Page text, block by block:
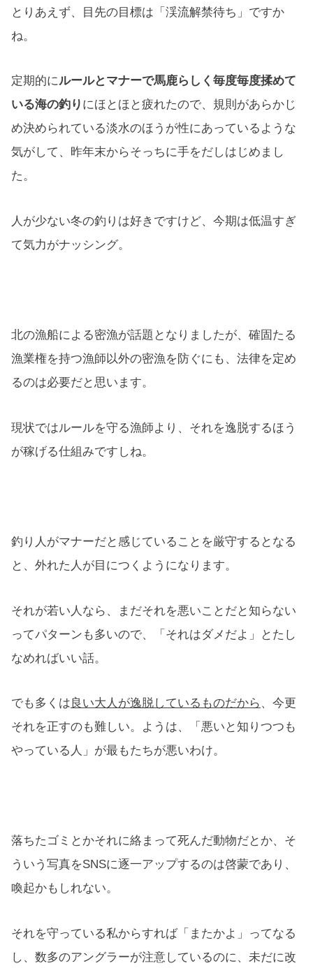
とりあえず、目先の目標は「渓流解禁待ち」ですか
ね。
定期的にルールとマナーで馬鹿らしく毎度毎度揉めて
いる海の釣り にほとほと疲れたので、規則があらかじ
め決められている淡水のほうが性にあっているような
気がして、昨年末からそっちに手をだしはじめまし
た。
人が少ない冬の釣りは好きですけど、今期は低温すぎ
て気力がナッシング。
北の漁船による密漁が話題となりましたが、確固たる
漁業権を持つ漁師以外の密漁を防ぐにも、法律を定め
るのは必要だと思います。
現状ではルールを守る漁師より、それを逸脱するほう
が稼げる仕組みですしね。
釣り人がマナーだと感じていることを厳守するとなる
と、外れた人が目につくようになります。
それが若い人なら、まだそれを悪いことだと知らない
ってパターンも多いので、「それはダメだよ」とたし
なめればいい話。
でも多くは良い大人が逸脱しているものだから 、今更
それを正すのも難しい。ようは、「悪いと知りつつも
やっている人」が最もたちが悪いわけ。
落ちたゴミとかそれに絡まって死んだ動物だとか、そ
ういう写真をSNSに逐一アップするのは啓蒙であり、
喚起かもしれない。
それを守っている私からすれば「またかよ」ってなる
し、数多のアングラーが注意しているのに、未だに改